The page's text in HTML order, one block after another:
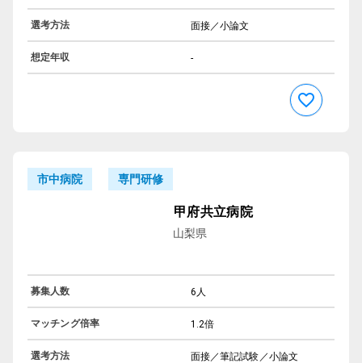
選考方法 面接／小論文
想定年収 -
市中病院 専門研修
甲府共立病院
山梨県
募集人数 6人
マッチング倍率 1.2倍
選考方法 面接／筆記試験／小論文